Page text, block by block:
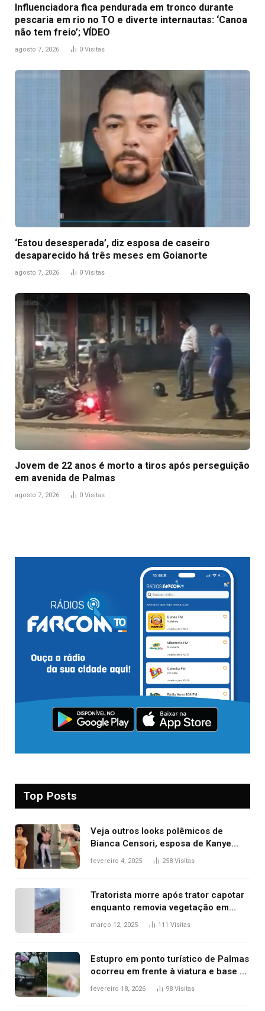
Influenciadora fica pendurada em tronco durante
pescaria em rio no TO e diverte internautas: ‘Canoa
não tem freio’; VÍDEO
agosto 7, 2026 0 Visitas
‘Estou desesperada’, diz esposa de caseiro
desaparecido há três meses em Goianorte
agosto 7, 2026 0 Visitas
Jovem de 22 anos é morto a tiros após perseguição
em avenida de Palmas
agosto 7, 2026 0 Visitas
Top Posts
Veja outros looks polêmicos de
Bianca Censori, esposa de Kanye
West que apareceu nua no Grammy
fevereiro 4, 2025 258 Visitas
Tratorista morre após trator capotar
enquanto removia vegetação em
ribanceira de rodovia
março 12, 2025 111 Visitas
Estupro em ponto turístico de Palmas
ocorreu em frente à viatura e base de
segurança; polícia investiga
fevereiro 18, 2026 98 Visitas